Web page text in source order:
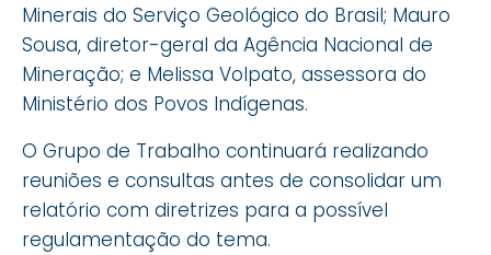
Minerais do Serviço Geológico do Brasil; Mauro
Sousa, diretor-geral da Agência Nacional de
Mineração; e Melissa Volpato, assessora do
Ministério dos Povos Indígenas.
O Grupo de Trabalho continuará realizando
reuniões e consultas antes de consolidar um
relatório com diretrizes para a possível
regulamentação do tema.